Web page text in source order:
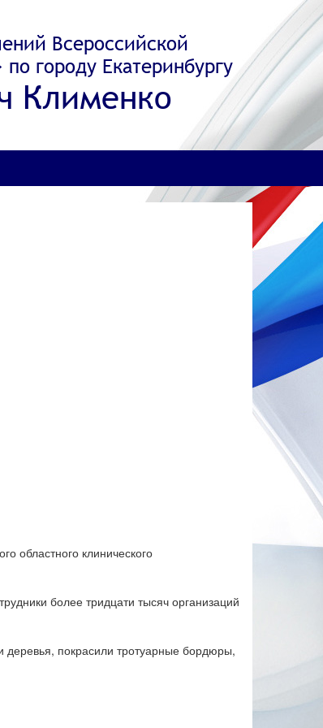
Всероссийской
городу Екатеринбургу
Клименко
областного клинического
более тридцати тысяч организаций
деревья, покрасили тротуарные бордюры,